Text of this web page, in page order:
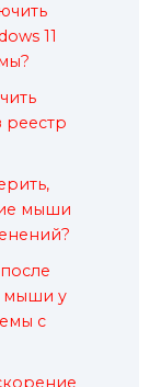
11
мыши
мыши у
с